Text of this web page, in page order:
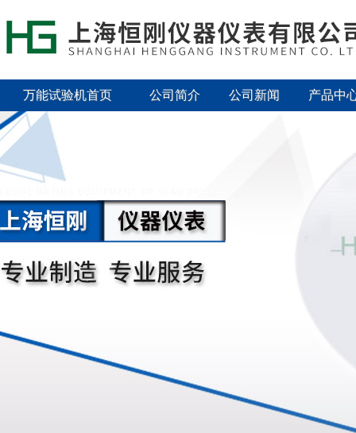
万能试验机首页 公司简介 公司新闻 产品中